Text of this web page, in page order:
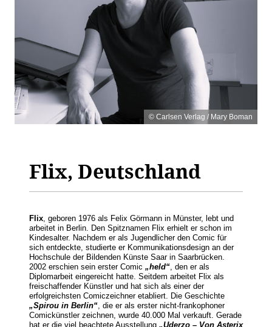
© Carlsen Verlag / Mary Boman
Flix, Deutschland
Flix, geboren 1976 als Felix Görmann in Münster, lebt und
arbeitet in Berlin. Den Spitznamen Flix erhielt er schon im
Kindesalter. Nachdem er als Jugendlicher den Comic für
sich entdeckte, studierte er Kommunikationsdesign an der
Hochschule der Bildenden Künste Saar in Saarbrücken.
2002 erschien sein erster Comic „held“, den er als
Diplomarbeit eingereicht hatte. Seitdem arbeitet Flix als
freischaffender Künstler und hat sich als einer der
erfolgreichsten Comiczeichner etabliert. Die Geschichte
„Spirou in Berlin“, die er als erster nicht-frankophoner
Comickünstler zeichnen, wurde 40.000 Mal verkauft. Gerade
hat er die viel beachtete Ausstellung „Uderzo – Von Asterix